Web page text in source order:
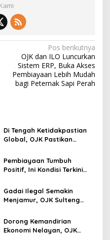
Pos berikutnya
OJK dan ILO Luncurkan
Sistem ERP, Buka Akses
Pembiayaan Lebih Mudah
bagi Peternak Sapi Perah
Di Tengah Ketidakpastian
Global, OJK Pastikan
Keuangan Tetap Terjaga
Pembiayaan Tumbuh
Positif, Ini Kondisi Terkini
2026
Gadai Ilegal Semakin
Menjamur, OJK Sulteng
Jangan Sampai Jadi
Korban
Dorong Kemandirian
Ekonomi Nelayan, OJK